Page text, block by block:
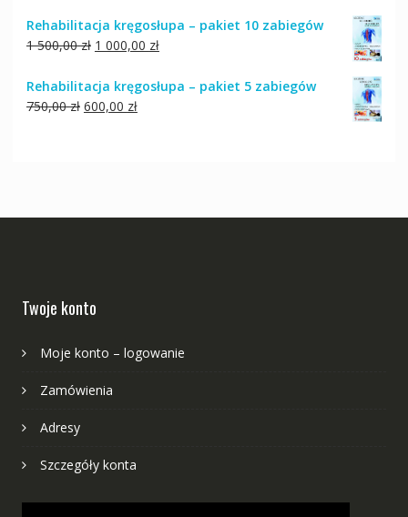
wynosiła:
500,00 zł.
wynosi:
250,00 zł.
Rehabilitacja kręgosłupa – pakiet 10 zabiegów
1 500,00zł Pierwotna
wynosiła:
1
1 000,00 złAktualna
wynosi:
Rehabilitacja kręgosłupa – pakiet 5 zabiegów
750,00zł Pierwotna
600,00 złAktualna
Twoje konto
Moje konto – logowanie
Zamówienia
Adresy
Szczegóły konta